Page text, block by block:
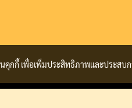
นคุกกี้ เพื่อเพิ่มประสิทธิภาพและประสบ